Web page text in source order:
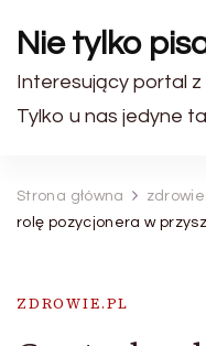
Nie tylko
Interesujący portal
Tylko u nas jedyne
Strona główna
rolę pozycjonera w
ZDROWIE.PL